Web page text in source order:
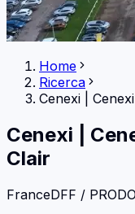
Home
Ricerca
Cenexi
Cenexi
Clair
FranceDFF /